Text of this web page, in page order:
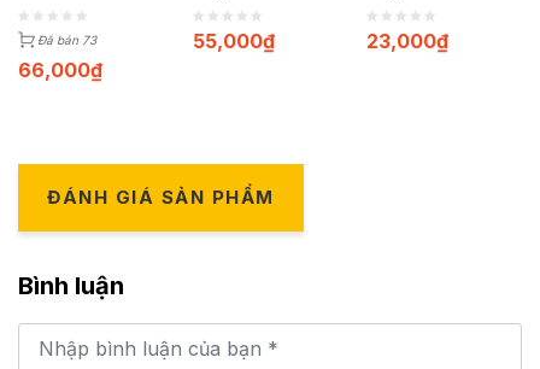
Đã bán 73
66,000₫
55,000₫ 23,000₫
ĐÁNH GIÁ SẢN PHẨM
Bình luận